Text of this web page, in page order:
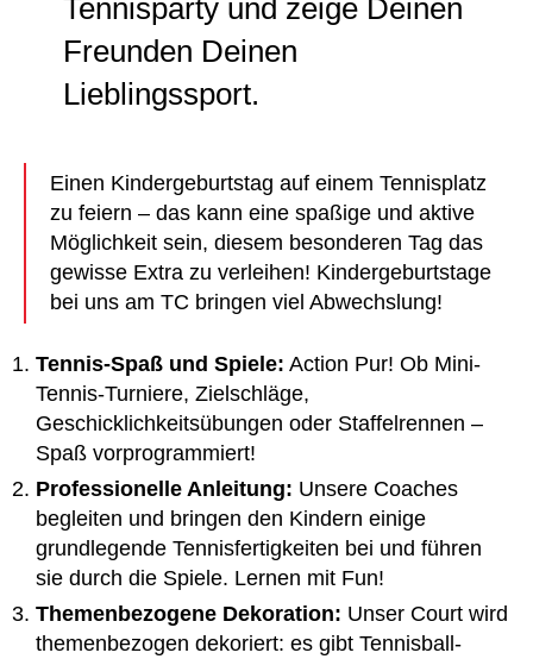
Tennisparty und zeige Deinen
Freunden Deinen
Lieblingssport.
Einen Kindergeburtstag auf einem Tennisplatz
zu feiern – das kann eine spaßige und aktive
Möglichkeit sein, diesem besonderen Tag das
gewisse Extra zu verleihen! Kindergeburtstage
bei uns am TC bringen viel Abwechslung!
Tennis-Spaß und Spiele: Action Pur! Ob Mini-
Tennis-Turniere, Zielschläge,
Geschicklichkeitsübungen oder Staffelrennen –
Spaß vorprogrammiert!
Professionelle Anleitung: Unsere Coaches
begleiten und bringen den Kindern einige
grundlegende Tennisfertigkeiten bei und führen
sie durch die Spiele. Lernen mit Fun!
Themenbezogene Dekoration: Unser Court wird
themenbezogen dekoriert: es gibt Tennisball-